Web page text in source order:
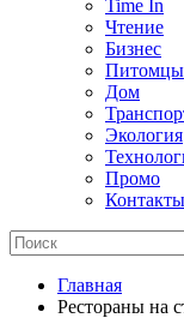
Time In
Чтение
Бизнес
Питомцы
Дом
Экология
Промо
Контакты
Главная
Рестораны на